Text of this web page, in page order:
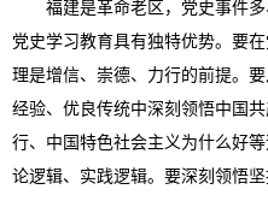
福建是革命老区，党史事件多
党史学习教育具有独特优势。要
理是增信、崇德、力行的前提。
经验、优良传统中深刻领悟中国
行、中国特色社会主义为什么好
论逻辑、实践逻辑。要深刻领悟